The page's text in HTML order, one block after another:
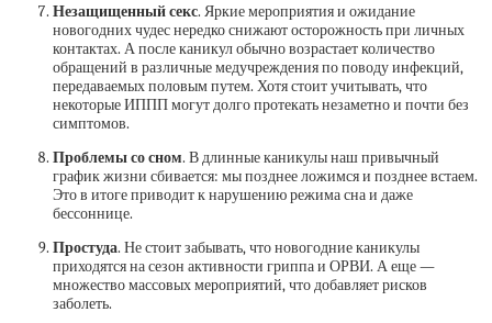
Незащищенный секс. Яркие мероприятия и ожидание
новогодних чудес нередко снижают осторожность при личных
контактах. А после каникул обычно возрастает количество
обращений в различные медучреждения по поводу инфекций,
передаваемых половым путем. Хотя стоит учитывать, что
некоторые ИППП могут долго протекать незаметно и почти без
симптомов.
Проблемы со сном. В длинные каникулы наш привычный
график жизни сбивается: мы позднее ложимся и позднее встаем.
Это в итоге приводит к нарушению режима сна и даже
бессоннице.
Простуда. Не стоит забывать, что новогодние каникулы
приходятся на сезон активности гриппа и ОРВИ. А еще —
множество массовых мероприятий, что добавляет рисков
заболеть.